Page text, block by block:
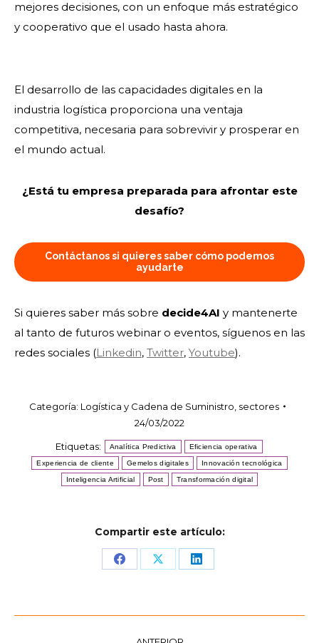
mejores decisiones, con un enfoque más estratégico
y cooperativo que el usado hasta ahora.
El desarrollo de las capacidades digitales en la
industria logística proporciona una ventaja
competitiva, necesaria para sobrevivir y prosperar en
el mundo actual.
¿Está tu empresa preparada para afrontar este
desafío?
Contáctanos si quieres saber cómo podemos
ayudarte
Si quieres saber más sobre decide4AI y mantenerte
al tanto de futuros webinar o eventos, síguenos en las
redes sociales (Linkedin, Twitter, Youtube).
Categoría: Logística y Cadena de Suministro sectores
24/03/2022
Etiquetas: Analítica Predictiva Eficiencia operativa
Experiencia de cliente Gemelos digitales Innovación tecnológica
Inteligencia Artificial Post Transformación digital
Compartir este artículo:
Share Share Share